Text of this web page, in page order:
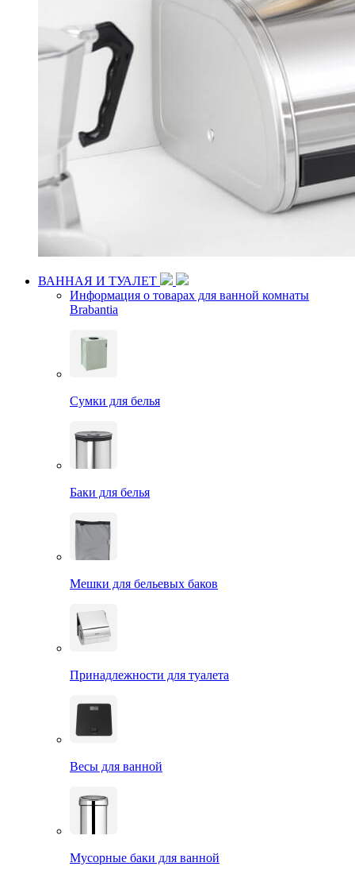
ВАННАЯ И ТУАЛЕТ
Информация о товарах для ванной комнаты
Brabantia
Сумки для белья
Баки для белья
Мешки для бельевых баков
Принадлежности для туалета
Весы для ванной
Мусорные баки для ванной